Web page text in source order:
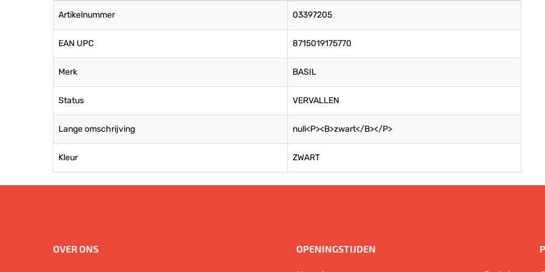
Artikelnummer 03397205
EAN UPC 8715019175770
Merk BASIL
Status VERVALLEN
Lange omschrijving null<P><B>zwart</B></P>
Kleur ZWART
OVER ONS OPENINGSTIJDEN